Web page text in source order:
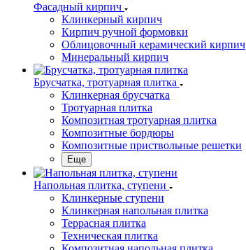
Фасадный кирпич
Клинкерный кирпич
Кирпич ручной формовки
Облицовочный керамический кирпич
Минеральный кирпич
Брусчатка, тротуарная плитка
Клинкерная брусчатка
Тротуарная плитка
Композитная тротуарная плитка
Композитные бордюры
Композитные приствольные решетки
Еще
Напольная плитка, ступени
Клинкерные ступени
Клинкерная напольная плитка
Террасная плитка
Техническая плитка